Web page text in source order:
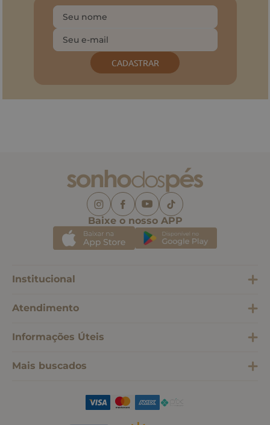
CADASTRAR
Baixe o nosso APP
Institucional
Atendimento
Informações Úteis
Mais buscados